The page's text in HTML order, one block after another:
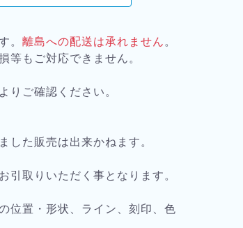
。離島への配送は承れません 。
等もご対応できません。
りご確認ください。
した販売は出来かねます。
引取りいただく事となります。
位置・形状、ライン、刻印、色